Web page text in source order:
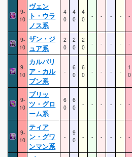
9-
10
ヴェン
ト・ウラ
ノス系
4
0
4
0
4
0
- - - - -
9-
10
ザン・ジ
ュア系
2
0
2
0
2
0
- - - - -
9-
10
カルバリ
ア・カル
ブン系
-
6
0
6
0
- - - -
1
0
9-
10
ブリッ
ツ・グロ
ーム系
6
0
6
0
- - - - - -
9-
10
ティア
ン・グワ
ンマン系
-
9
0
- - - - - -